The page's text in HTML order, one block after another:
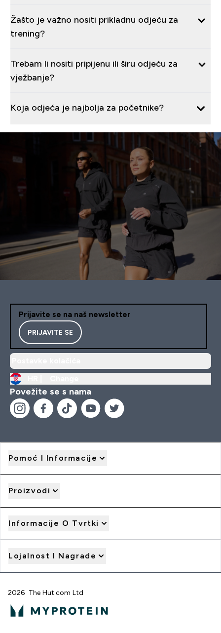
Žašto je važno nositi prikladnu odjeću za
trening?
Trebam li nositi pripijenu ili širu odjeću za
vježbanje?
Koja odjeća je najbolja za početnike?
Prijavite se na naš newsletter
PRIJAVITE SE
Povežite se s nama
Pomoć I Informacije
Proizvodi
Informacije O Tvrtki
Lojalnost I Nagrade
2026 The Hut.com Ltd